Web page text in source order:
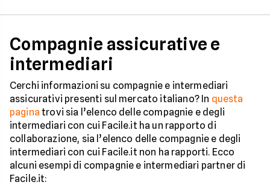
Compagnie assicurative e
intermediari
Cerchi informazioni su compagnie e intermediari
assicurativi presenti sul mercato italiano? In questa
pagina trovi sia l’elenco delle compagnie e degli
intermediari con cui Facile.it ha un rapporto di
collaborazione, sia l’elenco delle compagnie e degli
intermediari con cui Facile.it non ha rapporti. Ecco
alcuni esempi di compagnie e intermediari partner di
Facile.it: